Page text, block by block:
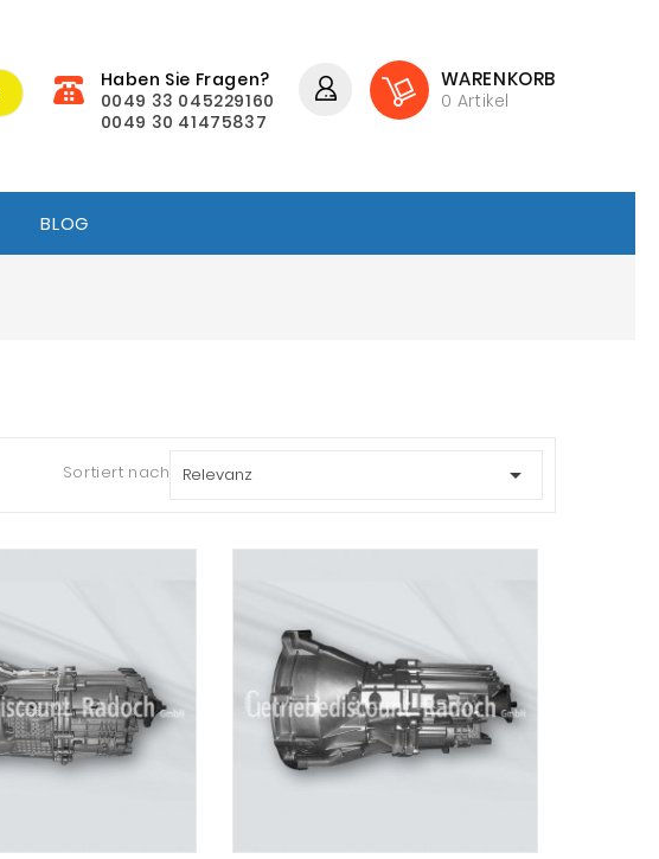
Haben Sie Fragen?
0049 33 045229160
0049 30 41475837
WARENKORB
0 Artikel
BLOG
Sortiert nach: Relevanz 